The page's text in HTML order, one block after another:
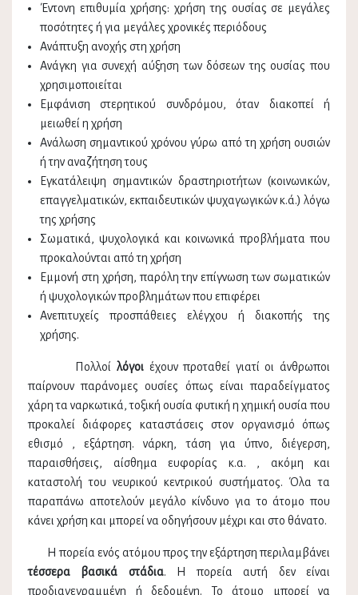
Έντονη επιθυμία χρήσης: χρήση της ουσίας σε μεγάλες
ποσότητες ή για μεγάλες χρονικές περιόδους
Ανάπτυξη ανοχής στη χρήση
Ανάγκη για συνεχή αύξηση των δόσεων της ουσίας που
χρησιμοποιείται
Εμφάνιση στερητικού συνδρόμου, όταν διακοπεί ή
μειωθεί η χρήση
Ανάλωση σημαντικού χρόνου γύρω από τη χρήση ουσιών
ή την αναζήτηση τους
Εγκατάλειψη σημαντικών δραστηριοτήτων (κοινωνικών,
επαγγελματικών, εκπαιδευτικών ψυχαγωγικών κ.ά.) λόγω
της χρήσης
Σωματικά, ψυχολογικά και κοινωνικά προβλήματα που
προκαλούνται από τη χρήση
Εμμονή στη χρήση, παρόλη την επίγνωση των σωματικών
ή ψυχολογικών προβλημάτων που επιφέρει
Ανεπιτυχείς προσπάθειες ελέγχου ή διακοπής της
χρήσης.
Πολλοί λόγοι έχουν προταθεί γιατί οι άνθρωποι
παίρνουν παράνομες ουσίες όπως είναι παραδείγματος
χάρη τα ναρκωτικά, τοξική ουσία φυτική η χημική ουσία που
προκαλεί διάφορες καταστάσεις στον οργανισμό όπως
εθισμό , εξάρτηση. νάρκη, τάση για ύπνο, διέγερση,
παραισθήσεις, αίσθημα ευφορίας κ.α. , ακόμη και
καταστολή του νευρικού κεντρικού συστήματος. Όλα τα
παραπάνω αποτελούν μεγάλο κίνδυνο για το άτομο που
κάνει χρήση και μπορεί να οδηγήσουν μέχρι και στο θάνατο.
Η πορεία ενός ατόμου προς την εξάρτηση περιλαμβάνει
τέσσερα βασικά στάδια. Η πορεία αυτή δεν είναι
προδιαγεγραμμένη ή δεδομένη. Το άτομο μπορεί να